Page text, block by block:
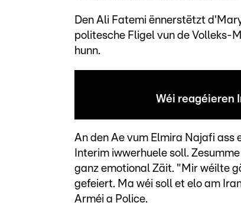
Den Ali Fatemi ënnerstëtzt
politesche Fligel vun de Volleks-
hunn.
Wéi reagéieren
An den Ae vum Elmira Najafi ass
Interim iwwerhuele soll.
ganz emotional Zäit. "Mir wéilte
gefeiert. Ma wéi soll et elo am
Arméi a Police.